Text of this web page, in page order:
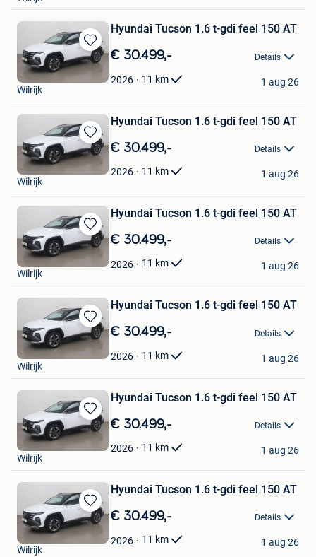
Bewaren
in
Mijn
Hyundai Tucson 1.6 t-gdi feel 150 AT
€ 30.499,- Details
2026 11 km
Cardoen
Wilrijk
1 aug 26
Bewaren
in
Hyundai Tucson 1.6 t-gdi feel 150 AT
€ 30.499,- Details
2026 11 km
Cardoen
Wilrijk
1 aug 26
Bewaren
in
Mijn
Hyundai Tucson 1.6 t-gdi feel 150 AT
€ 30.499,- Details
2026 11 km
Cardoen
Wilrijk
1 aug 26
Bewaren
in
Mijn
Hyundai Tucson 1.6 t-gdi feel 150 AT
€ 30.499,- Details
2026 11 km
Cardoen
Wilrijk
1 aug 26
Bewaren
in
Mijn
Hyundai Tucson 1.6 t-gdi feel 150 AT
€ 30.499,- Details
2026 11 km
Cardoen
Wilrijk
1 aug 26
Bewaren
in
Mijn
Hyundai Tucson 1.6 t-gdi feel 150 AT
€ 30.499,- Details
2026 11 km
Cardoen
Wilrijk
1 aug 26